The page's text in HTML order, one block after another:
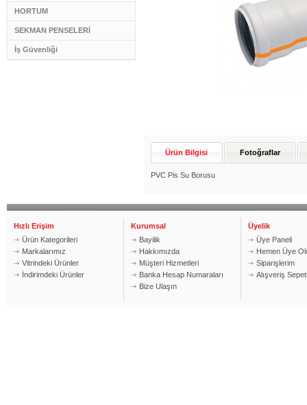
HORTUM
SEKMAN PENSELERİ
İş Güvenliği
Ürün Bilgisi Fotoğraflar
PVC Pis Su Borusu
Hızlı Erişim
Ürün Kategorileri
Markalarımız
Vitrindeki Ürünler
İndirimdeki Ürünler
Kurumsal
Bayilik
Hakkımızda
Müşteri Hizmetleri
Banka Hesap Numaraları
Bize Ulaşın
Üyelik
Üye Paneli
Hemen Üye
Siparişlerim
Alışveriş